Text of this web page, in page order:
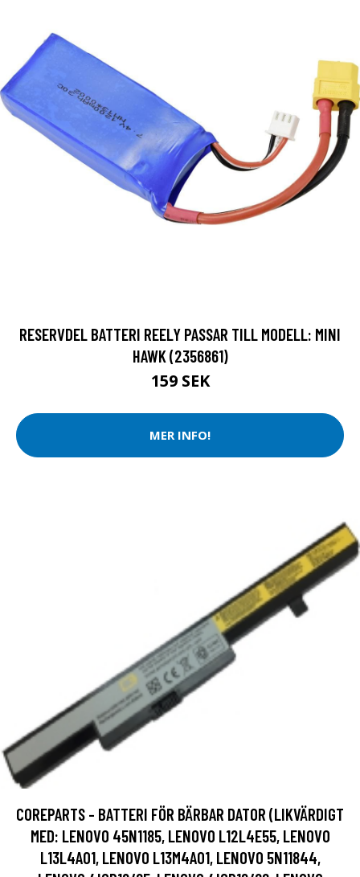
RESERVDEL BATTERI REELY PASSAR TILL MODELL: MINI
HAWK (2356861)
159 SEK
MER INFO!
COREPARTS - BATTERI FÖR BÄRBAR DATOR (LIKVÄRDIGT
MED: LENOVO 45N1185, LENOVO L12L4E55, LENOVO
L13L4A01, LENOVO L13M4A01, LENOVO 5N11844,